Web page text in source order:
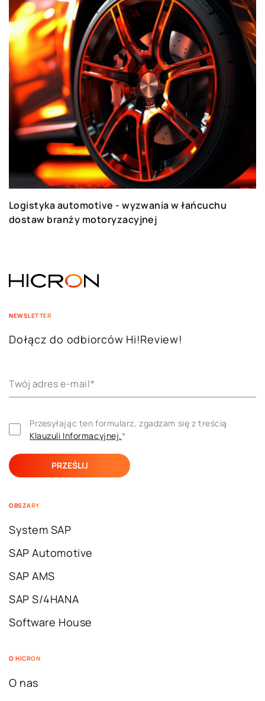
Logistyka automotive - wyzwania w łańcuchu
dostaw branży motoryzacyjnej
NEWSLETTER
Dołącz do odbiorców Hi!Review!
Twój adres e-mail*
Klauzuli ​​Informacyjnej.*
OBSZARY
System SAP
SAP Automotive
SAP AMS
SAP S/4HANA
Software House
O HICRON
O nas